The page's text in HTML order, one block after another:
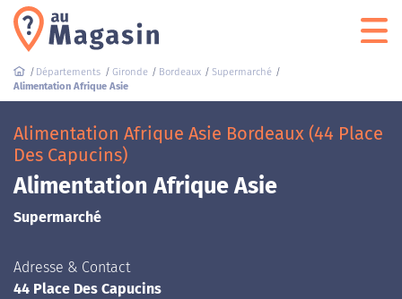
Départements Gironde Bordeaux
Supermarché
Alimentation Afrique Asie
Alimentation Afrique Asie Bordeaux (44 Place
Des Capucins)
Alimentation Afrique Asie
Supermarché
Adresse & Contact
44 Place Des Capucins